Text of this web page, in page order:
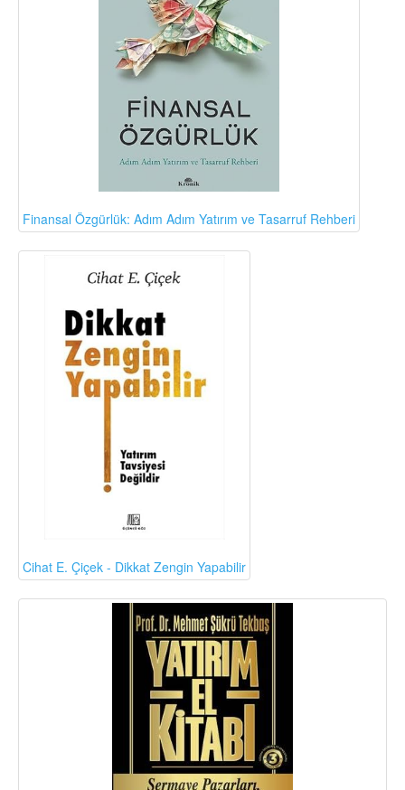
Finansal Özgürlük: Adım Adım Yatırım ve Tasarruf Rehberi
Cihat E. Çiçek - Dikkat Zengin Yapabilir